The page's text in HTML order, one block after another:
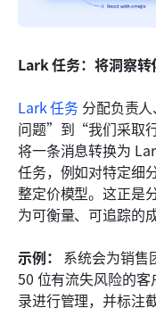
Lark 任务：将洞察转
Lark 任务 分配负责
问题”到“我们采取
将一条消息转换为
任务，例如对特定细
整定价模型。这正是
为可衡量、可追踪的
示例：
系统会为销
50 位有流失风险的
录进行管理，并标注